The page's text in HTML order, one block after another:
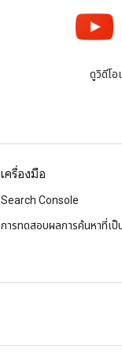
ดูวิดีโอ
เครื่องมือ
Search Console
การทดสอบผลการค้นหาที่เป็